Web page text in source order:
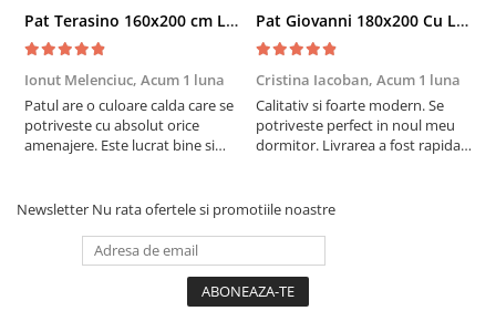
Pat Terasino 160x200 cm Lada Depozitare Tapitat Stofa Bej Somiera Inclusa
Ionut Melenciuc, Acum 1 luna
Patul are o culoare calda care se
potriveste cu absolut orice
amenajere. Este lucrat bine si
drag !
Pat Giovanni 180x200 Cu Lada De Depozitare Tapitat Catifea Gri Somiera Inclusa
Cristina Iacoban, Acum 1 luna
Calitativ si foarte modern. Se
potriveste perfect in noul meu
dormitor. Livrarea a fost rapida
Newsletter Nu rata ofertele si promotiile noastre